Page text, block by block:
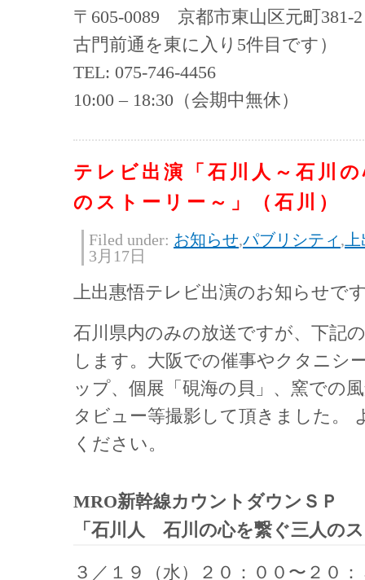
〒605-0089 京都市東山区元町381-
古門前通を東に入り5件目です）
TEL: 075-746-4456
10:00 – 18:30（会期中無休）
テレビ出演「石川人～石川
のストーリー～」（石川）
Filed under: お知らせ,パブリシティ ,
3月17日
上出惠悟テレビ出演のお知らせで
石川県内のみの放送ですが、下記
します。大阪での催事やクタニシ
ップ、個展「硯海の貝」、窯での
タビュー等撮影して頂きました。
ください。
MRO新幹線カウントダウンＳＰ
「石川人 石川の心を繋ぐ三人の
３／１９（水）２０：００〜２０：